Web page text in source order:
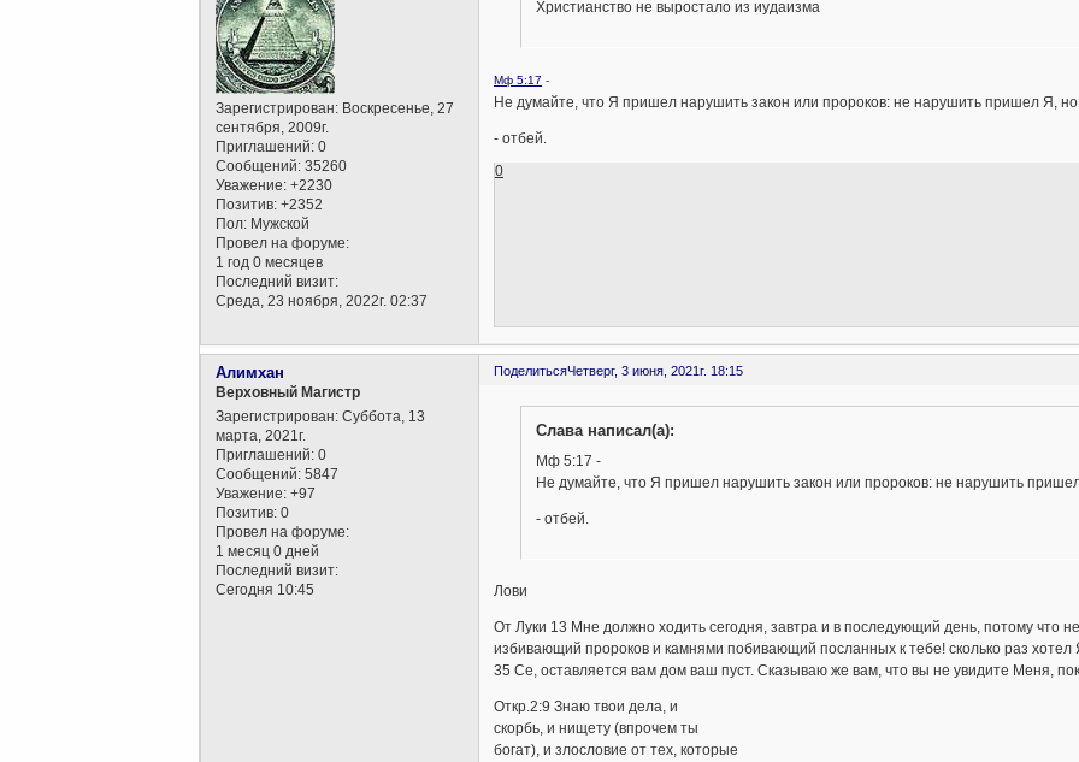
Зарегистрирован: Воскресенье, 27
сентября, 2009г.
Приглашений: 0
Сообщений: 35260
Уважение: +2230
Позитив: +2352
Пол: Мужской
Провел на форуме:
1 год 0 месяцев
Последний визит:
Среда, 23 ноября, 2022г. 02:37
Христианство не выростало из иудаизма
Мф 5:17 -
Не думайте, что Я пришел нарушить закон или пророков: не нарушить пришел Я, но
- отбей.
0
ПоделитьсяЧетверг, 3 июня, 2021г. 18:15
Алимхан
Верховный Магистр
Зарегистрирован: Суббота, 13
марта, 2021г.
Приглашений: 0
Сообщений: 5847
Уважение: +97
Позитив: 0
Провел на форуме:
1 месяц 0 дней
Последний визит:
Сегодня 10:45
Слава написал(а):
Мф 5:17 -
Не думайте, что Я пришел нарушить закон или пророков: не нарушить
- отбей.
Лови
От Луки 13 Мне должно ходить сегодня, завтра и в последующий день, потому что
избивающий пророков и камнями побивающий посланных к тебе! сколько раз хотел
35 Се, оставляется вам дом ваш пуст. Сказываю же вам, что вы не увидите Меня,
Откр.2:9 Знаю твои дела, и
скорбь, и нищету (впрочем ты
богат), и злословие от тех, которые